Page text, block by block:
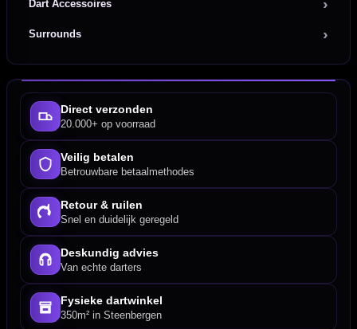
Dart Accessoires
Surrounds
Direct verzonden
20.000+ op voorraad
Veilig betalen
Betrouwbare betaalmethodes
Retour & ruilen
Snel en duidelijk geregeld
Deskundig advies
Van echte darters
Fysieke dartwinkel
350m² in Steenbergen